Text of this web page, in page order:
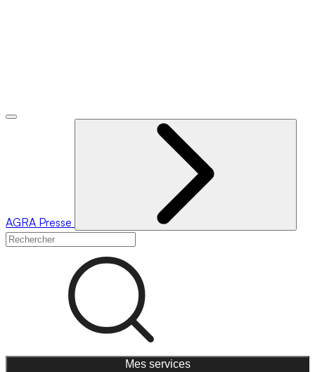
AGRA Presse
Mes services